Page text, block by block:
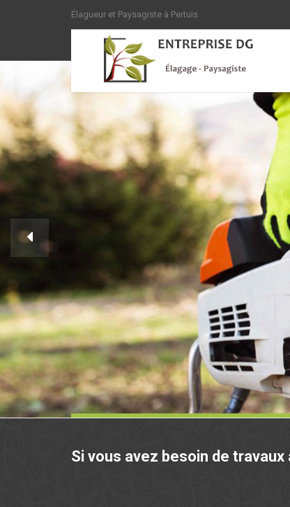
Élagueur et Paysagiste à Pertuis
ÉLAGUEUR
Élagage
NOS PRESTATIONS
Si vous avez besoin de